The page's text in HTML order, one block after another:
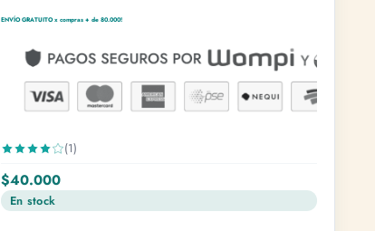
ENVÍO GRATUITO x compras + de 80.000!
(1)
$40.000
En stock